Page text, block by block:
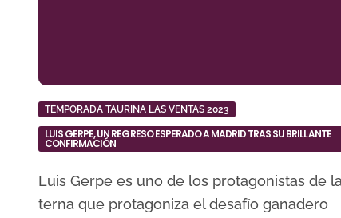
TEMPORADA TAURINA LAS VENTAS 2023
LUIS GERPE, UN REGRESO ESPERADO A MADRID TRAS SU BRILLANTE
CONFIRMACIÓN
Luis Gerpe es uno de los protagonistas de la
terna que protagoniza el desafío ganadero